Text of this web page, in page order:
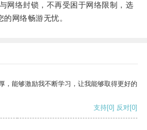
络封锁，不再受困于网络限制，选
网络畅游无忧。
，能够激励我不断学习，让我能够取得更好的
支持[0] 反对[0]